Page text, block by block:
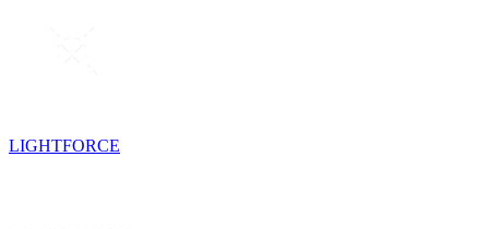
LIGHTFORCE